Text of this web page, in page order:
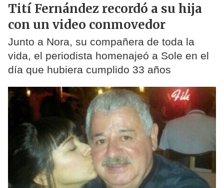
Tití Fernández recordó a su hija
con un video conmovedor
Junto a Nora, su compañera de toda la
vida, el periodista homenajeó a Sole en el
día que hubiera cumplido 33 años